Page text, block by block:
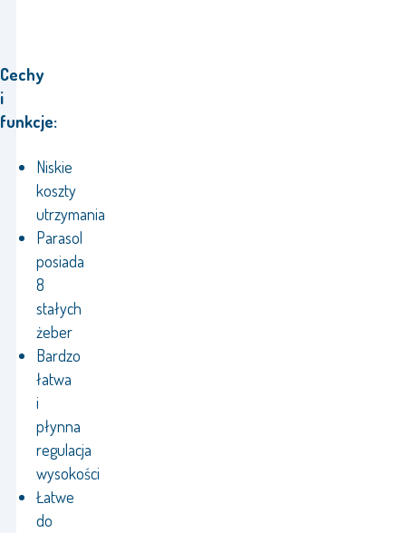
Cechy
i
funkcje:
Niskie
koszty
utrzymania
Parasol
posiada
8
stałych
żeber
Bardzo
łatwa
i
płynna
regulacja
wysokości
Łatwe
do